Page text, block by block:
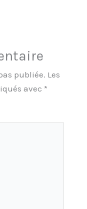
publiée. Les
avec *